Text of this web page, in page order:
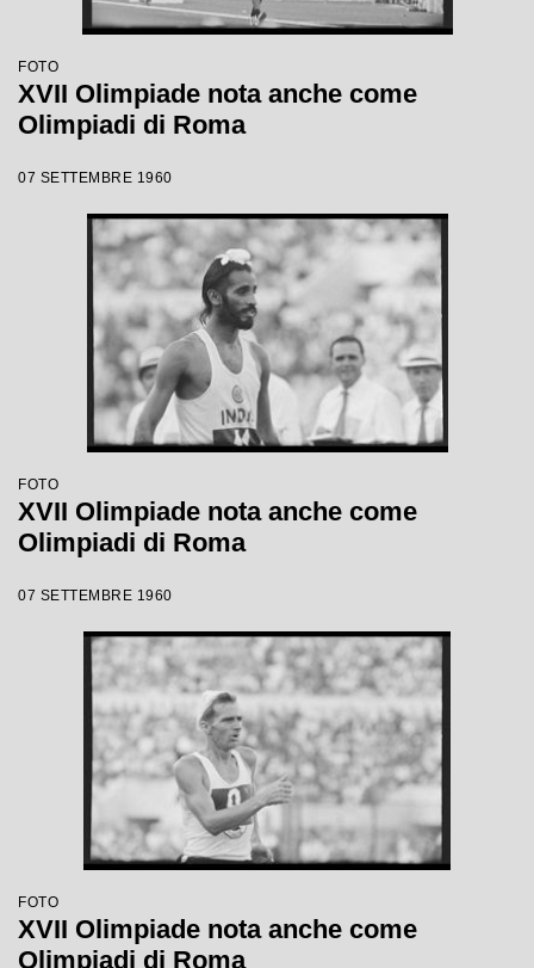
FOTO
XVII Olimpiade nota anche come
Olimpiadi di Roma
07 SETTEMBRE 1960
FOTO
XVII Olimpiade nota anche come
Olimpiadi di Roma
07 SETTEMBRE 1960
FOTO
XVII Olimpiade nota anche come
Olimpiadi di Roma